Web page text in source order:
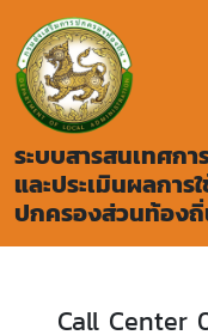
ระบบสารสนเทศก
และประเมินผลกา
ปกครองส่วนท้อง
Call Center